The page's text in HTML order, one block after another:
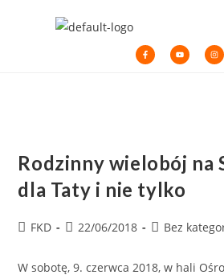
Rodzinny wielobój na
dla Taty i nie tylko
FKD 22/06/2018 Bez
W sobotę, 9. czerwca 2018, w hali